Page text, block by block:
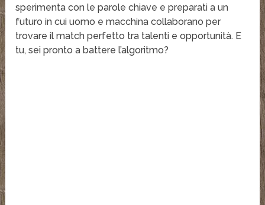
sperimenta con le parole chiave e preparati a un
futuro in cui uomo e macchina collaborano per
trovare il match perfetto tra talenti e opportunità. E
tu, sei pronto a battere l’algoritmo?